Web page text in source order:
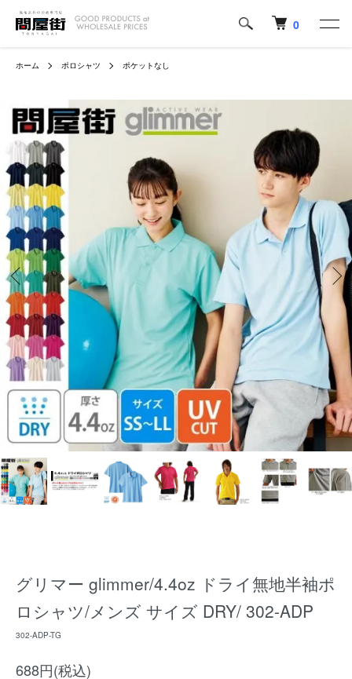
0
ホーム ポロシャツ ポケットなし
グリマー glimmer/4.4oz ドライ無地半袖ポ
ロシャツ/メンズ サイズ DRY/ 302-ADP
302-ADP-TG
688円(税込)